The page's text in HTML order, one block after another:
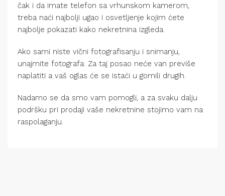
čak i da imate telefon sa vrhunskom kamerom,
treba naći najbolji ugao i osvetljenje kojim ćete
najbolje pokazati kako nekretnina izgleda.
Ako sami niste vični fotografisanju i snimanju,
unajmite fotografa. Za taj posao neće van previše
naplatiti a vaš oglas će se istaći u gomili drugih.
Nadamo se da smo vam pomogli, a za svaku dalju
podršku pri prodaji vaše nekretnine stojimo vam na
raspolaganju.